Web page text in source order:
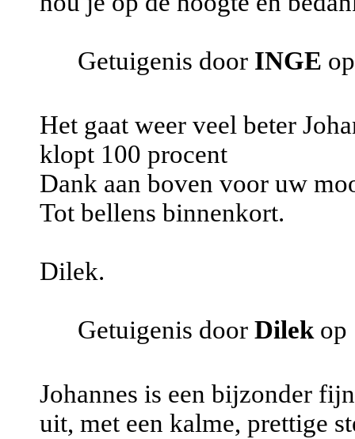
Getuigenis door INGE
Het gaat weer veel beter
klopt 100 procent
Dank aan boven voor uw
Tot bellens binnenkort.
Dilek.
Getuigenis door Dilekop
Johannes is een bijzonder
uit, met een kalme, prettige